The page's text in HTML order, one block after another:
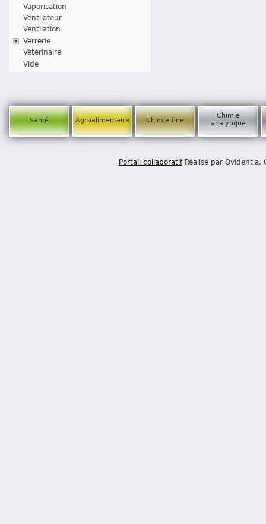
Vaporisation
Ventilateur
Ventilation
Verrerie
Vétérinaire
Vide
Santé Agroalimentaire Chimie fine
Chimie
analytique
Portail collaboratifRéalisé par Ovidentia,